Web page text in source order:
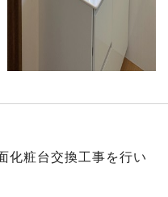
化粧台交換工事を行い